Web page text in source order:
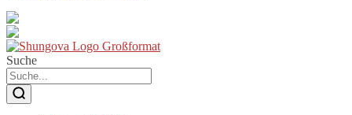
Suche